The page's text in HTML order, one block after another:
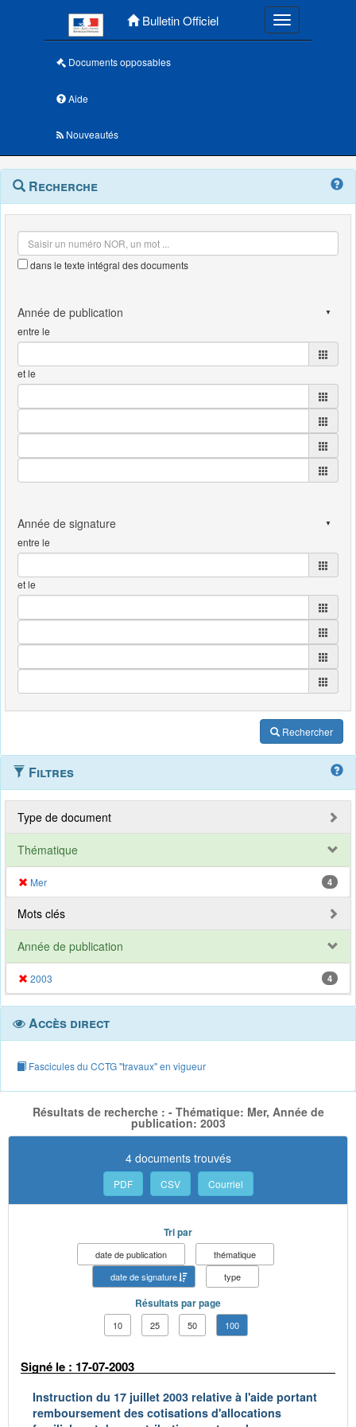
Bulletin Officiel Toggle
Documents opposables
Aide
Nouveautés
Navigation
outils
Menu
contextuel
Recherche
dans le texte intégral des documents
entre le
et le
entre le
et le
Rechercher
Filtres
Type de document
Thématique
Mer 4
Mots clés
Année de publication
2003 4
Accès direct
Fascicules du CCTG "travaux" en vigueur
Résultats de recherche : - Thématique: Mer, Année de
publication: 2003
4 documents trouvés
PDF CSV Courriel
Tri par
date de publication
thématique
date de signature
type
Résultats par page
10 25 50 100
Signé le : 17-07-2003
Instruction du 17 juillet 2003 relative à l'aide portant
remboursement des cotisations d'allocations